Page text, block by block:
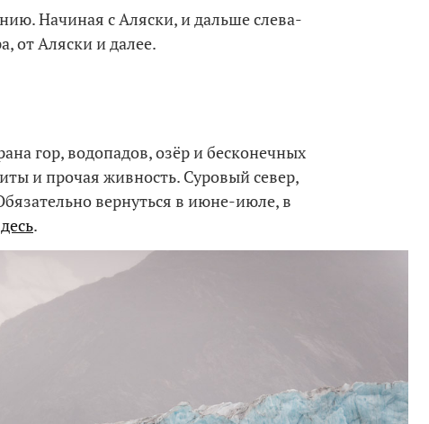
Начиная с Аляски, и дальше слева-
от Аляски и далее.
гор, водопадов, озёр и бесконечных
и прочая живность. Суровый север,
вернуться в июне-июле, в
.